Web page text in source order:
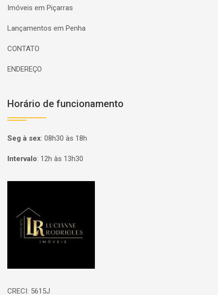
Imóveis em Piçarras
Lançamentos em Penha
CONTATO
ENDEREÇO
Horário de funcionamento
Seg à sex: 08h30 às 18h
Intervalo: 12h às 13h30
CRECI: 5615J